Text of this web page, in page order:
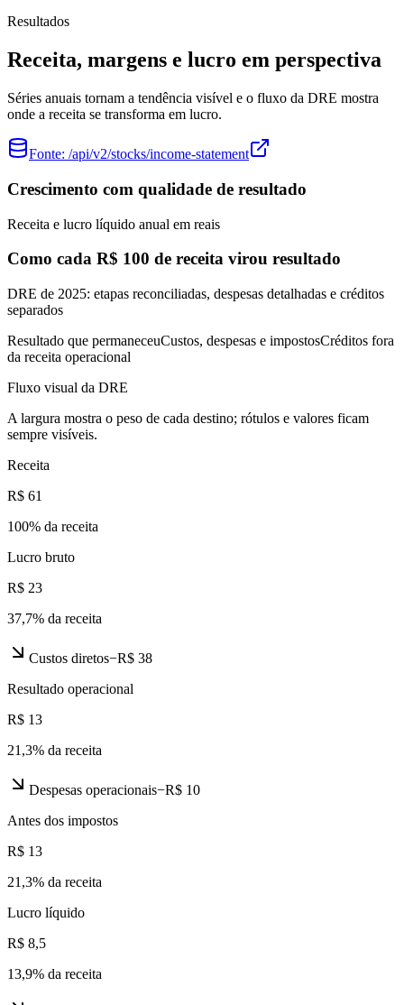
Resultados
Receita, margens e lucro em perspectiva
Séries anuais tornam a tendência visível e o fluxo da DRE mostra
onde a receita se transforma em lucro.
Fonte: /api/v2/stocks/income-statement
Crescimento com qualidade de resultado
Receita e lucro líquido anual em reais
Como cada R$ 100 de receita virou resultado
DRE de 2025: etapas reconciliadas, despesas detalhadas e créditos
separados
Resultado que permaneceuCustos, despesas e impostosCréditos fora
da receita operacional
Fluxo visual da DRE
A largura mostra o peso de cada destino; rótulos e valores ficam
sempre visíveis.
Receita
R$ 61
100% da receita
Lucro bruto
R$ 23
37,7% da receita
Custos diretos−R$ 38
Resultado operacional
R$ 13
21,3% da receita
Despesas operacionais−R$ 10
Antes dos impostos
R$ 13
21,3% da receita
Lucro líquido
R$ 8,5
13,9% da receita